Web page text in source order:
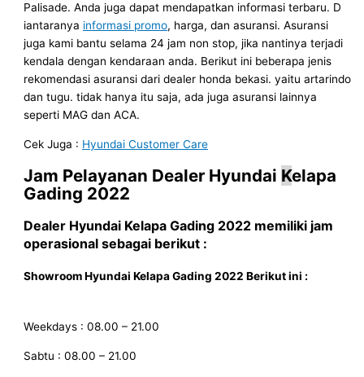
Palisade. Anda juga dapat mendapatkan informasi terbaru. D
iantaranya informasi promo, harga, dan asuransi. Asuransi
juga kami bantu selama 24 jam non stop, jika nantinya terjadi
kendala dengan kendaraan anda. Berikut ini beberapa jenis
rekomendasi asuransi dari dealer honda bekasi. yaitu artarindo
dan tugu. tidak hanya itu saja, ada juga asuransi lainnya
seperti MAG dan ACA.
Cek Juga : Hyundai Customer Care
Jam Pelayanan Dealer Hyundai Kelapa
Gading 2022
Dealer Hyundai Kelapa Gading 2022 memiliki jam
operasional sebagai berikut :
Showroom Hyundai Kelapa Gading 2022Berikut ini :
Weekdays : 08.00 – 21.00
Sabtu : 08.00 – 21.00